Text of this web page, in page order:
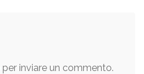
per inviare un commento.